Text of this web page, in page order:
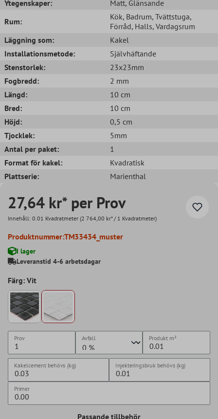
Ytegenskaper:
Matt, Glänsande
Rum:
Kök, Badrum, Tvättstuga,
Förråd, Halls, Vardagsrum
Läggning som:
Kakel
Installationsmetode:
Självhäftande
Stenstorlek:
23x23mm
Fogbredd:
2 mm
Längd:
10 cm
Bred:
10 cm
Höjd:
0,5 cm
Tjocklek:
5mm
Antal per paket:
1
Format för kakel:
Kvadratisk
Plattserie:
Marienthal
27,64 kr* per Prov
Innehåll: 0.01 Kvadratmeter (2 764,00 kr* / 1 Kvadratmeter)
Produktnummer:TM33434_muster
I lager
Leveranstid 4-6 arbetsdagar
Färg: Vit
Prov Avfall Produkt m²
Kakelcement behövs (kg) Injekteringsbruk behövs (kg)
Primer
Passande tillbehör